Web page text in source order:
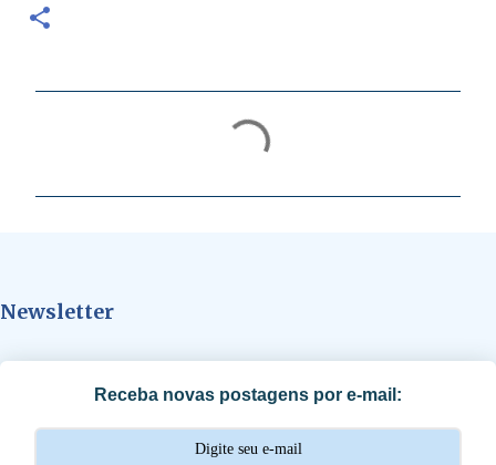
á
s
Newsletter
Receba novas postagens por e-mail: